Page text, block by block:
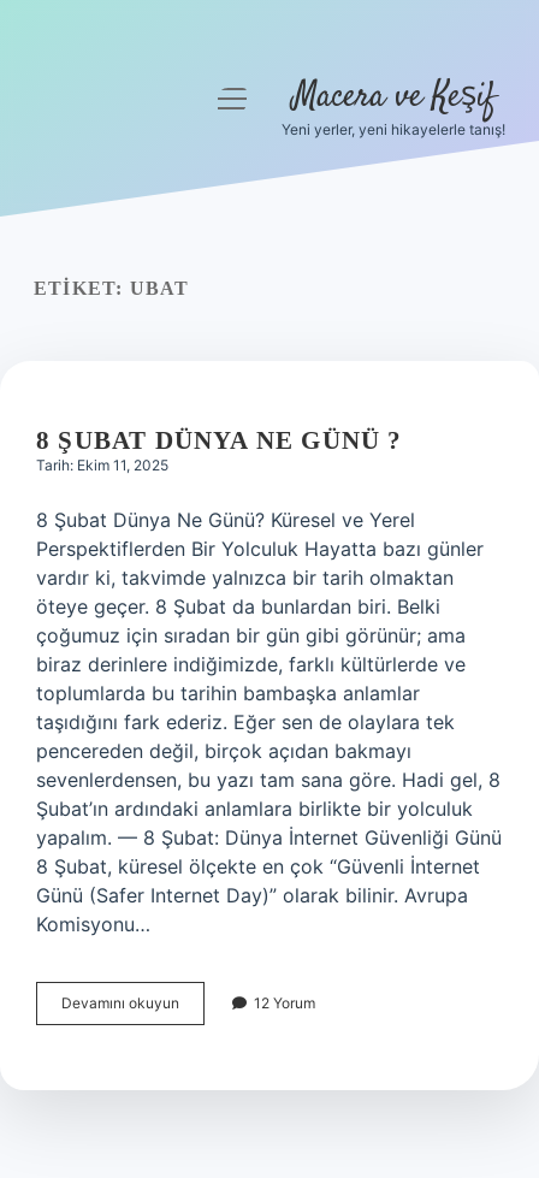
Yasal Uyarı
menüyüMacera ve Keşif
Yeni yerler, yeni hikayelerle tanış!
ETIKET: UBAT
8 ŞUBAT DÜNYA NE GÜNÜ ?
Tarih: Ekim 11, 2025
8 Şubat Dünya Ne Günü? Küresel ve Yerel
Perspektiflerden Bir Yolculuk Hayatta bazı günler
vardır ki, takvimde yalnızca bir tarih olmaktan
öteye geçer. 8 Şubat da bunlardan biri. Belki
çoğumuz için sıradan bir gün gibi görünür; ama
biraz derinlere indiğimizde, farklı kültürlerde ve
toplumlarda bu tarihin bambaşka anlamlar
taşıdığını fark ederiz. Eğer sen de olaylara tek
pencereden değil, birçok açıdan bakmayı
sevenlerdensen, bu yazı tam sana göre. Hadi gel, 8
Şubat’ın ardındaki anlamlara birlikte bir yolculuk
yapalım. — 8 Şubat: Dünya İnternet Güvenliği Günü
8 Şubat, küresel ölçekte en çok “Güvenli İnternet
Günü (Safer Internet Day)” olarak bilinir. Avrupa
Komisyonu…
Devamını okuyun
Şubat
günü
12 Yorum